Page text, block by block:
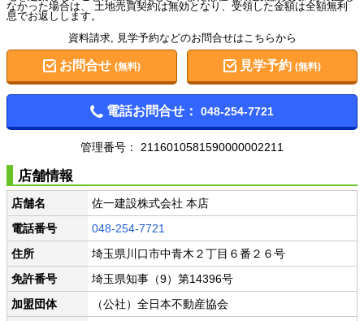
なかった場合は、 土地売買契約は無効となり、受領した金額は全額無利
息でお返しします。
資料請求, 見学予約などのお問合せはこちらから
お問合せ (無料) 見学予約(無料)
電話お問合せ： 048-254-7721
管理番号： 2116010581590000002211
店舗情報
店舗名
佐一建設株式会社 本店
電話番号
048-254-7721
住所
埼玉県川口市中青木２丁目６番２６号
免許番号
埼玉県知事（9）第14396号
加盟団体
（公社）全日本不動産協会